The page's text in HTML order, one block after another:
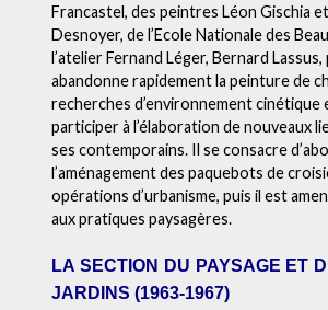
Francastel, des peintres Léon Gischia
Desnoyer, de l’Ecole Nationale des
l’atelier Fernand Léger, Bernard
abandonne rapidement la peinture de
recherches d’environnement cinétique
participer à l’élaboration de nouveaux
ses contemporains. Il se consacre
l’aménagement des paquebots de
opérations d’urbanisme, puis il est
aux pratiques paysagères.
LA SECTION DU PAYSAGE ET
JARDINS (1963-1967)